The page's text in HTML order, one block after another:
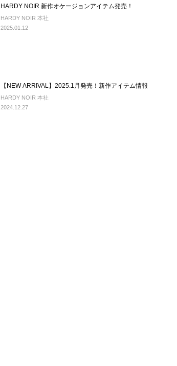
HARDY NOIR 新作オケージョンアイテム発売！
HARDY NOIR 本社
2025.01.12
【NEW ARRIVAL】2025.1月発売！新作アイテム情報
HARDY NOIR 本社
2024.12.27